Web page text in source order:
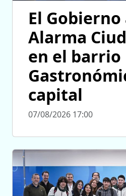
El
Alarma
en el barrio
capital
07/08/2026 17:00